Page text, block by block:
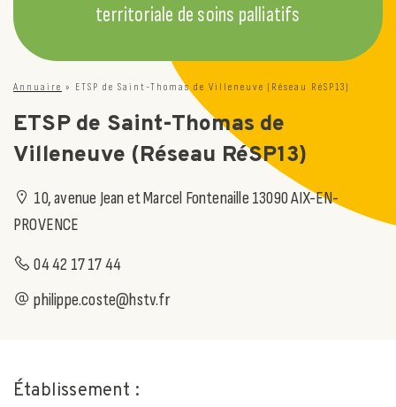
territoriale de soins palliatifs
Annuaire » ETSP de Saint-Thomas de Villeneuve (Réseau RéSP13)
ETSP de Saint-Thomas de
Villeneuve (Réseau RéSP13)
10, avenue Jean et Marcel Fontenaille 13090 AIX-EN-
PROVENCE
04 42 17 17 44
philippe.coste@hstv.fr
Établissement :